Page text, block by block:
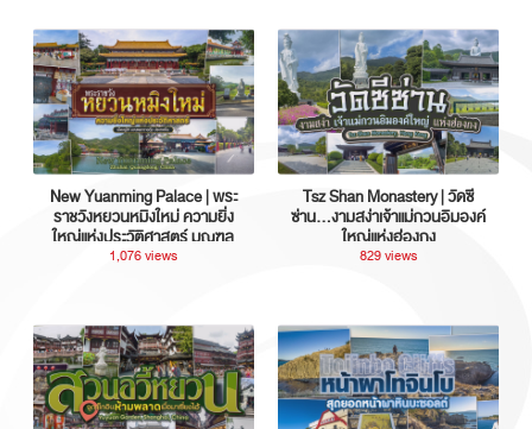
New Yuanming Palace | พระ
ราชวังหยวนหมิงใหม่ ความยิ่ง
ใหญ่แห่งประวัติศาสตร์ มณฑล
กวางตุ้ง ประเทศจีน
1,076 views
Tsz Shan Monastery | วัดซี
ซ่าน…งามสง่าเจ้าแม่กวนอิมองค์
ใหญ่แห่งฮ่องกง
829 views